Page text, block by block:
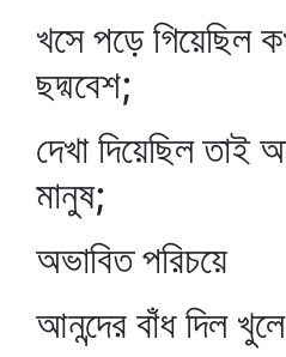
খসে পড়ে গিয়েছিল
ছদ্মবেশ;
দেখা দিয়েছিল তাই
মানুষ;
অভাবিত পরিচয়ে
আনন্দের বাঁধ দিল